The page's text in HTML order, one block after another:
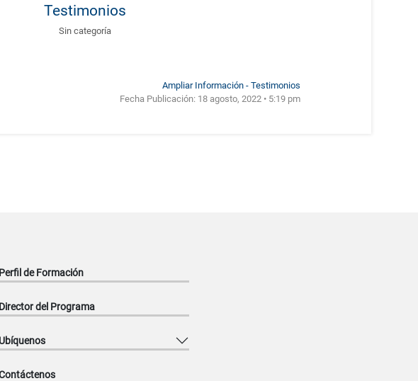
Testimonios
Sin categoría
Ampliar Información - Testimonios
Fecha Publicación: 18 agosto, 2022 • 5:19 pm
Perfil de Formación
Director del Programa
Ubíquenos